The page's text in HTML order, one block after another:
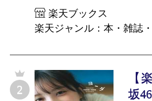
楽天ブックス
楽天ジャンル：本・雑誌
2
【
坂